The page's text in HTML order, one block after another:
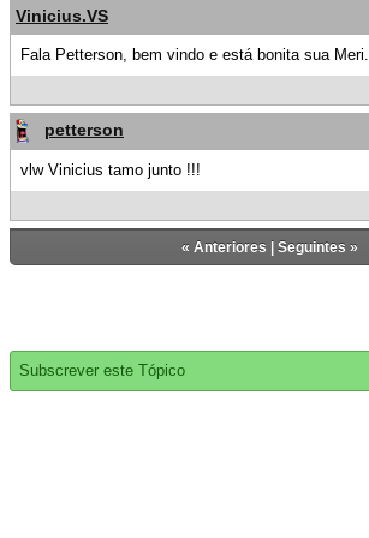
Vinicius.VS
Fala Petterson, bem vindo e está bonita sua Meri.
petterson
vlw Vinicius tamo junto !!!
« Anteriores Seguintes »
Subscrever este Tópico